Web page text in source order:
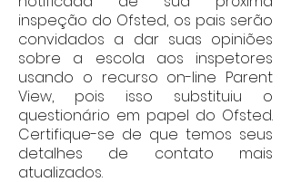
inspeção do Ofsted, os pais serão
convidados a dar suas opiniões
sobre a escola aos inspetores
usando o recurso on-line Parent
View, pois isso substituiu o
questionário em papel do Ofsted.
Certifique-se de que temos seus
detalhes de contato mais
atualizados.